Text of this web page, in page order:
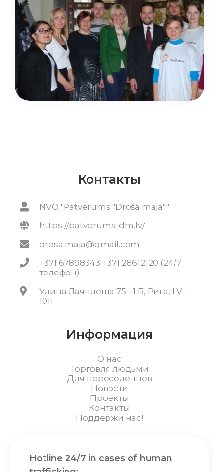
Контакты
NVO "Patvērums "Drošā māja""
https://patverums-dm.lv/
drosa.maja@gmail.com
+371 67898343 +371 28612120 (24/7
телефон)
Улица Лачплеша 75 - 1 Б, Рига, LV-
1011
Информация
О нас
Торговля людьми
Для переселенцев
Новости
Проекты
Контакты
Поддержи нас!
Hotline 24/7 in cases of human